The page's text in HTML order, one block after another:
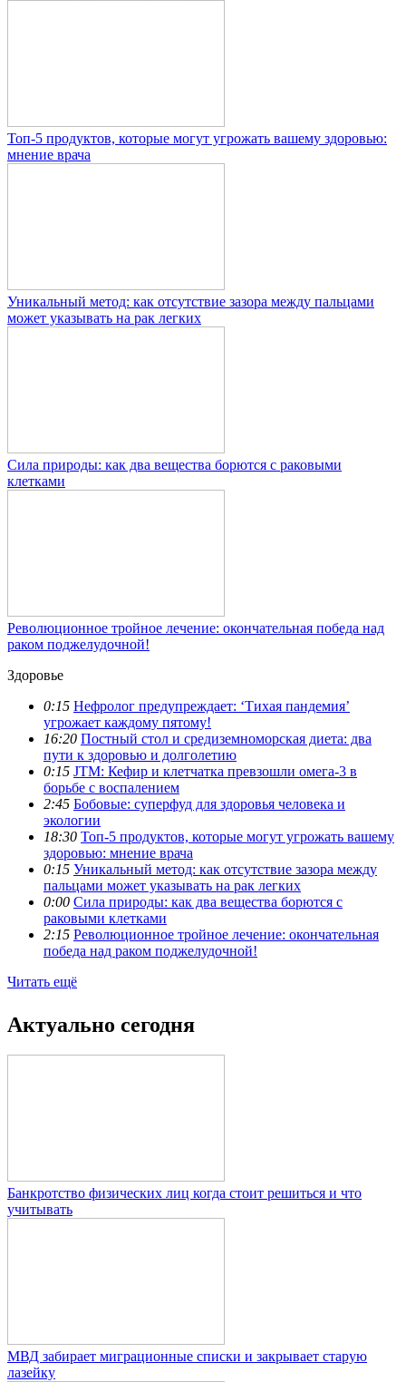
Топ-5 продуктов, которые могут угрожать вашему здоровью:
мнение врача
Уникальный метод: как отсутствие зазора между пальцами
может указывать на рак легких
Сила природы: как два вещества борются с раковыми
клетками
Революционное тройное лечение: окончательная победа над
раком поджелудочной!
Здоровье
0:15 Нефролог предупреждает: ‘Тихая пандемия’
угрожает каждому пятому!
16:20 Постный стол и средиземноморская диета: два
пути к здоровью и долголетию
0:15 JTM: Кефир и клетчатка превзошли омега-3 в
борьбе с воспалением
2:45 Бобовые: суперфуд для здоровья человека и
экологии
18:30 Топ-5 продуктов, которые могут угрожать вашему
здоровью: мнение врача
0:15 Уникальный метод: как отсутствие зазора между
пальцами может указывать на рак легких
0:00 Сила природы: как два вещества борются с
раковыми клетками
2:15 Революционное тройное лечение: окончательная
победа над раком поджелудочной!
Читать ещё
Актуально сегодня
Банкротство физических лиц когда стоит решиться и что
учитывать
МВД забирает миграционные списки и закрывает старую
лазейку